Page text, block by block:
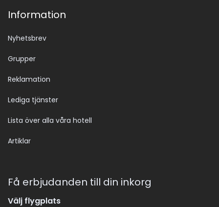
Information
Nyhetsbrev
Grupper
Reklamation
Lediga tjänster
Lista över alla våra hotell
Artiklar
Få erbjudanden till din inkorg
Välj flygplats